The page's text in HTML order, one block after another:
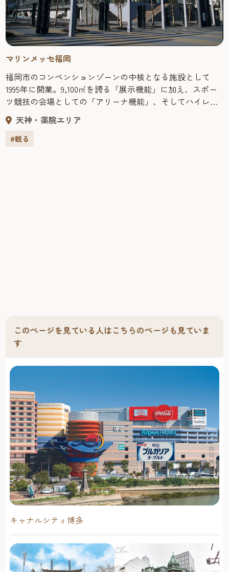
マリンメッセ福岡
福岡市のコンベンションゾーンの中核となる施設として
1995年に開業。9,100㎡を誇る「展示機能」に加え、スポー
ツ競技の会場としての「アリーナ機能」、そしてハイレベ
ルな音響環境を備えた「ホール機能」と複数の機能をもつ
多目的施設。最大15,000人の収容が可能で、大規模な展示
会やスポーツイベント、コンサート等様々なイベントが開
天神・薬院エリア
#観る
このページを見ている人はこちらのページも見ていま
す
キャナルシティ博多